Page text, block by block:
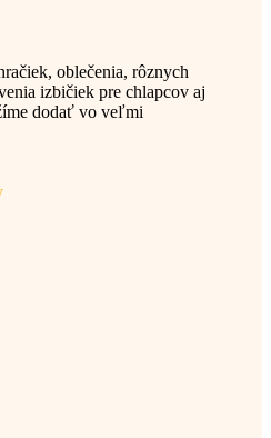
oblečenia, rôznych
izbičiek pre chlapcov aj
dodať vo veľmi